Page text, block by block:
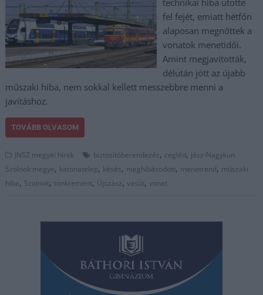
technikai hiba ütötte
fel fejét, emiatt hétfőn
alaposan megnőttek a
vonatok menetidői.
Amint megjavították,
délután jött az újabb
műszaki hiba, nem sokkal kellett messzebbre menni a
javításhoz.
TOVÁBB OLVASOM
JNSZ megyei hírek biztosítóberendezés, cegléd, Jász-Nagykun
Szolnok megye, katonatelep, késés, meghibásodott, menetrend, műszaki
hiba, Szolnok, tönkrement, Újszász,vasút,vonat